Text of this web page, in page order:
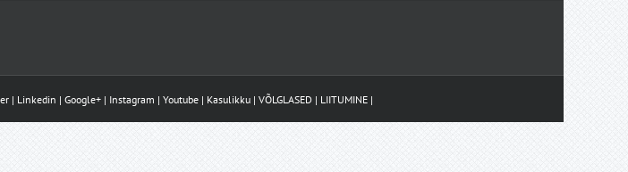
| Linkedin | Google+ | Instagram | Youtube | Kasulikku | VÕLGLASED | LIITUMINE |